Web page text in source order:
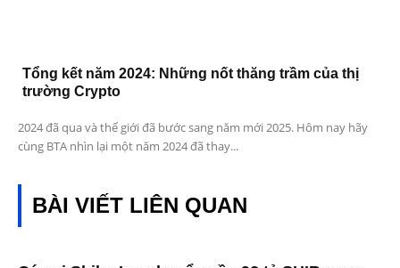
Tổng kết năm 2024: Những nốt thăng trầm của thị
trường Crypto
2024 đã qua và thế giới đã bước sang năm mới 2025. Hôm nay hãy
cùng BTA nhìn lại một năm 2024 đã thay...
BÀI VIẾT LIÊN QUAN